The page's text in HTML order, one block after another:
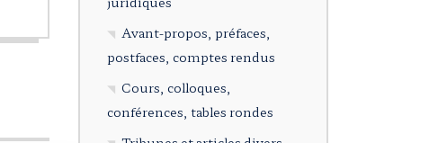
Avant-propos, préfaces,
postfaces, comptes rendus
Cours, colloques,
conférences, tables rondes